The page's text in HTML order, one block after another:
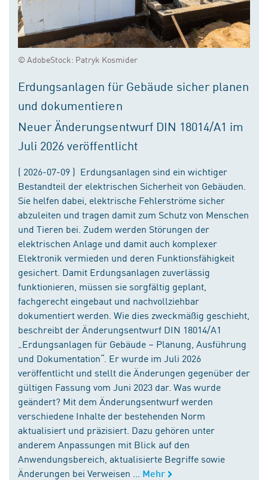
© AdobeStock: Patryk Kosmider
Erdungsanlagen für Gebäude sicher planen
und dokumentieren
Neuer Änderungsentwurf DIN 18014/A1 im
Juli 2026 veröffentlicht
( 2026-07-09 ) Erdungsanlagen sind ein wichtiger
Bestandteil der elektrischen Sicherheit von Gebäuden.
Sie helfen dabei, elektrische Fehlerströme sicher
abzuleiten und tragen damit zum Schutz von Menschen
und Tieren bei. Zudem werden Störungen der
elektrischen Anlage und damit auch komplexer
Elektronik vermieden und deren Funktionsfähigkeit
gesichert. Damit Erdungsanlagen zuverlässig
funktionieren, müssen sie sorgfältig geplant,
fachgerecht eingebaut und nachvollziehbar
dokumentiert werden. Wie dies zweckmäßig geschieht,
beschreibt der Änderungsentwurf DIN 18014/A1
„Erdungsanlagen für Gebäude – Planung, Ausführung
und Dokumentation“. Er wurde im Juli 2026
veröffentlicht und stellt die Änderungen gegenüber der
gültigen Fassung vom Juni 2023 dar. Was wurde
geändert? Mit dem Änderungsentwurf werden
verschiedene Inhalte der bestehenden Norm
aktualisiert und präzisiert. Dazu gehören unter
anderem Anpassungen mit Blick auf den
Anwendungsbereich, aktualisierte Begriffe sowie
Änderungen bei Verweisen ...
Mehr